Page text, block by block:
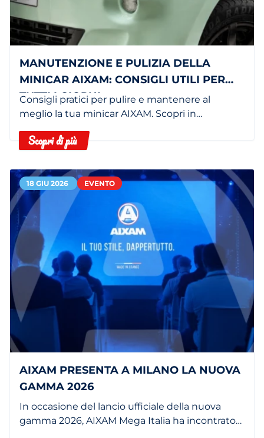
MANUTENZIONE E PULIZIA DELLA
MINICAR AIXAM: CONSIGLI UTILI PER
TUTTI I GIORNI
Consigli pratici per pulire e mantenere al
meglio la tua minicar AIXAM. Scopri in
Scopri di più
18 GIU 2026 EVENTO
AIXAM PRESENTA A MILANO LA NUOVA
GAMMA 2026
In occasione del lancio ufficiale della nuova
gamma 2026, AIXAM Mega Italia ha incontrato